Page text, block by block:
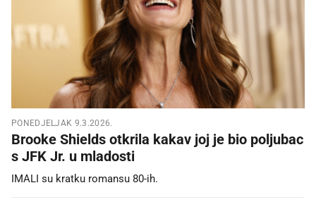
PONEDJELJAK 9.3.2026.
Brooke Shields otkrila kakav joj je bio poljubac
s JFK Jr. u mladosti
IMALI su kratku romansu 80-ih.